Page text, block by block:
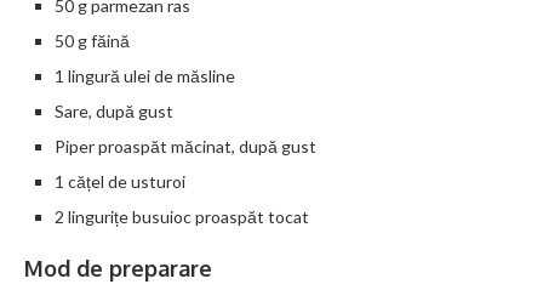
50 g parmezan ras
50 g făină
1 lingură ulei de măsline
Sare, după gust
Piper proaspăt măcinat, după gust
1 cățel de usturoi
2 lingurițe busuioc proaspăt tocat
Mod de preparare